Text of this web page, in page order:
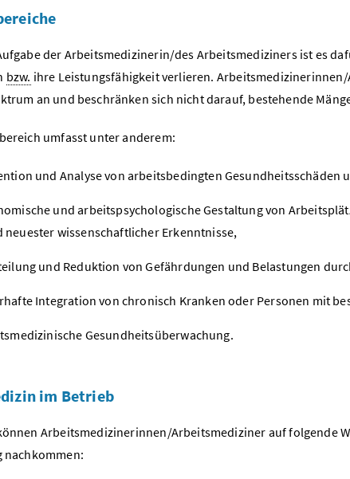
der Arbeitsmedizinerin/des Arbeitsmediziners ist es
bzw. ihre Leistungsfähigkeit verlieren.
an und beschränken sich nicht darauf, bestehende
umfasst unter anderem:
und Analyse von arbeitsbedingten Gesundheitsschäden
und arbeitspsychologische Gestaltung von
neuester wissenschaftlicher Erkenntnisse,
und Reduktion von Gefährdungen und Belastungen
Integration von chronisch Kranken oder Personen mit
Gesundheitsüberwachung.
im Betrieb
Arbeitsmedizinerinnen/Arbeitsmediziner auf folgende
nachkommen: